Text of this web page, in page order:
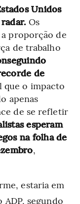
Unidos
Os
proporção de
de trabalho
de
que o impacto
apenas
de se refletir
esperam
na folha de
,
estaria em
segundo